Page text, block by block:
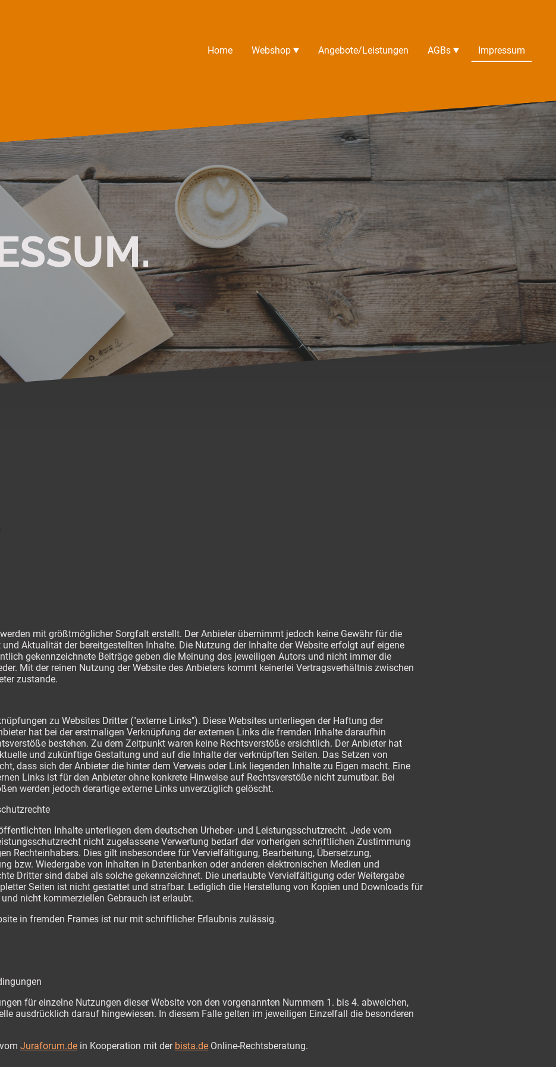
Home Webshop Angebote/Leistungen AGBs Impressum
mit größtmöglicher Sorgfalt erstellt. Der Anbieter übernimmt jedoch keine Gewähr für die
Aktualität der bereitgestellten Inhalte. Die Nutzung der Inhalte der Website erfolgt auf eigene
gekennzeichnete Beiträge geben die Meinung des jeweiligen Autors und nicht immer die
Mit der reinen Nutzung der Website des Anbieters kommt keinerlei Vertragsverhältnis zwischen
zustande.
zu Websites Dritter ("externe Links"). Diese Websites unterliegen der Haftung der
hat bei der erstmaligen Verknüpfung der externen Links die fremden Inhalte daraufhin
bestehen. Zu dem Zeitpunkt waren keine Rechtsverstöße ersichtlich. Der Anbieter hat
und zukünftige Gestaltung und auf die Inhalte der verknüpften Seiten. Das Setzen von
dass sich der Anbieter die hinter dem Verweis oder Link liegenden Inhalte zu Eigen macht. Eine
Links ist für den Anbieter ohne konkrete Hinweise auf Rechtsverstöße nicht zumutbar. Bei
werden jedoch derartige externe Links unverzüglich gelöscht.
Inhalte unterliegen dem deutschen Urheber- und Leistungsschutzrecht. Jede vom
nicht zugelassene Verwertung bedarf der vorherigen schriftlichen Zustimmung
Rechteinhabers. Dies gilt insbesondere für Vervielfältigung, Bearbeitung, Übersetzung,
bzw. Wiedergabe von Inhalten in Datenbanken oder anderen elektronischen Medien und
Dritter sind dabei als solche gekennzeichnet. Die unerlaubte Vervielfältigung oder Weitergabe
Seiten ist nicht gestattet und strafbar. Lediglich die Herstellung von Kopien und Downloads für
nicht kommerziellen Gebrauch ist erlaubt.
in fremden Frames ist nur mit schriftlicher Erlaubnis zulässig.
für einzelne Nutzungen dieser Website von den vorgenannten Nummern 1. bis 4. abweichen,
ausdrücklich darauf hingewiesen. In diesem Falle gelten im jeweiligen Einzelfall die besonderen
Juraforum.de in Kooperation mit der bista.de Online-Rechtsberatung.